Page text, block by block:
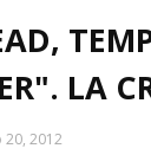
LA
20, 2012